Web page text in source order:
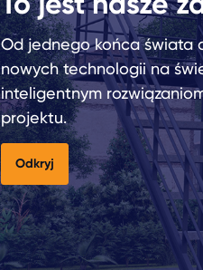
Od jednego końca świata
nowych technologii na
inteligentnym
projektu.
Odkryj